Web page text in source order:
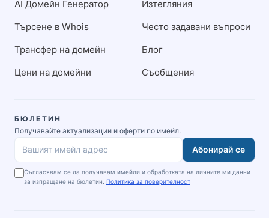
AI Домейн Генератор
Търсене в Whois
Трансфер на домейн
Цени на домейни
Изтегляния
Често задавани въпроси
Блог
Съобщения
БЮЛЕТИН
Получавайте актуализации и оферти по имейл.
Вашият имейл адрес
Абонирай се
Съгласявам се да получавам имейли и обработката на личните ми данни
за изпращане на бюлетин. Политика за поверителност